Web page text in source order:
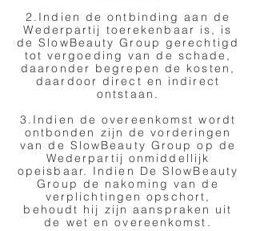
​2.Indien de ontbinding aan de
Wederpartij toerekenbaar is, is
de SlowBeauty Group gerechtigd
tot vergoeding van de schade,
daaronder begrepen de kosten,
daardoor direct en indirect
ontstaan.
3.Indien de overeenkomst wordt
ontbonden zijn de vorderingen
van de SlowBeauty Group op de
Wederpartij onmiddellijk
opeisbaar. Indien De SlowBeauty
Group de nakoming van de
verplichtingen opschort,
behoudt hij zijn aanspraken uit
de wet en overeenkomst.